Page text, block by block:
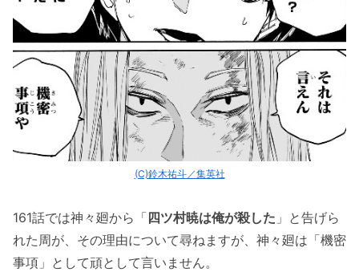
(C)鈴木祐斗／集英社
161話では神々廻から「四ツ村暁は俺が殺した 」と告げら
れた周が、その理由について尋ねますが、神々廻は「機密
事項」として頑として言いません。